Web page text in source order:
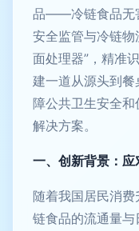
品——冷链食品无
安全监管与冷链
面处理器”，精准
建一道从源头到
障公共卫生安全
解决方案。
一、创新背景：
随着我国居民消
链食品的流通量